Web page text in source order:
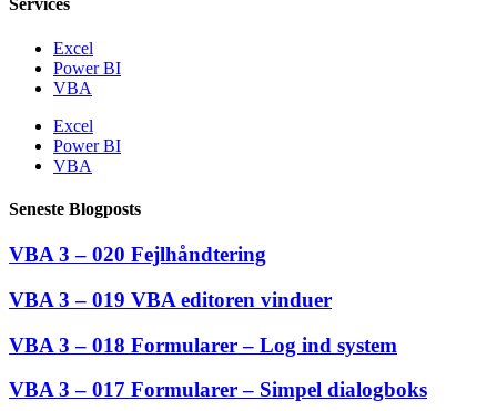
Services
Excel
Power BI
VBA
Excel
Power BI
VBA
Seneste Blogposts
VBA 3 – 020 Fejlhåndtering
VBA 3 – 019 VBA editoren vinduer
VBA 3 – 018 Formularer – Log ind system
VBA 3 – 017 Formularer – Simpel dialogboks